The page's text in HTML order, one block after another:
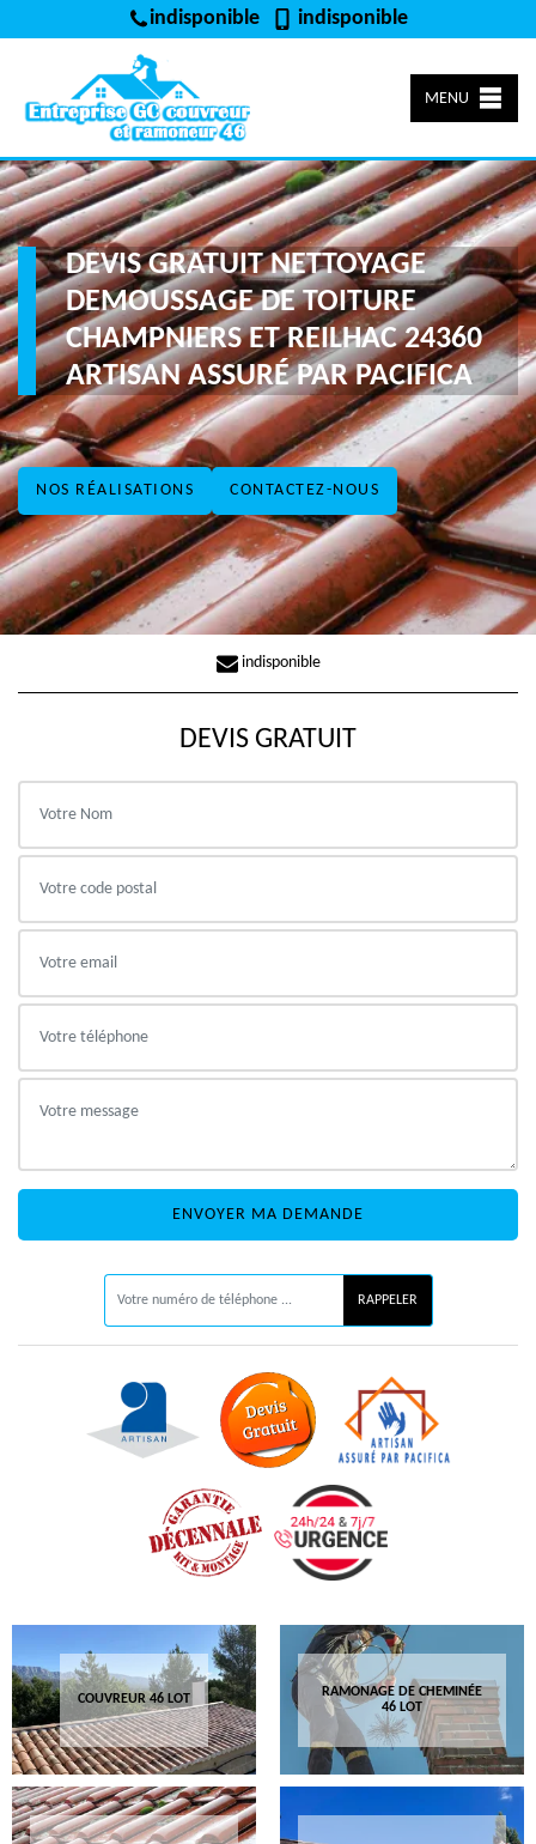
indisponible indisponible
MENU
NOS RÉALISATIONS CONTACTEZ-NOUS
DEVIS GRATUIT NETTOYAGE
DEMOUSSAGE DE TOITURE
CHAMPNIERS ET REILHAC 24360
ARTISAN ASSURÉ PAR PACIFICA
indisponible
DEVIS GRATUIT
COUVREUR 46 LOT
RAMONAGE DE CHEMINÉE
46 LOT